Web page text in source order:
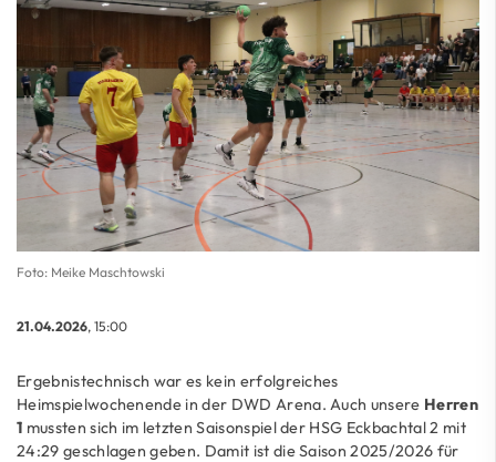
Foto: Meike Maschtowski
21.04.2026, 15:00
Ergebnistechnisch war es kein erfolgreiches
Heimspielwochenende in der DWD Arena. Auch unsere Herren
1 mussten sich im letzten Saisonspiel der HSG Eckbachtal 2 mit
24:29 geschlagen geben. Damit ist die Saison 2025/2026 für